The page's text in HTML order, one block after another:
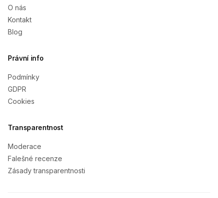
O nás
Kontakt
Blog
Právní info
Podmínky
GDPR
Cookies
Transparentnost
Moderace
Falešné recenze
Zásady transparentnosti